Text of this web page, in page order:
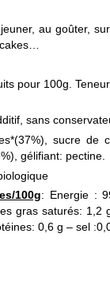
au goûter,
pour 100g.
sans
sucre de
gélifiant: pectine.
100g: Energie :
gras saturés: 1,2
0,6 g – sel